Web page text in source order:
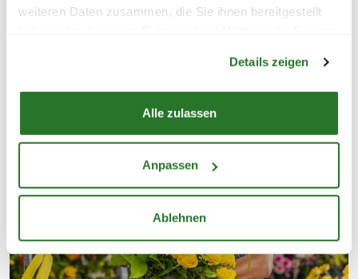
weiteren Daten zusammen, die Sie ihnen bereitgestellt
Details zeigen
Alle zulassen
Anpassen
Ablehnen